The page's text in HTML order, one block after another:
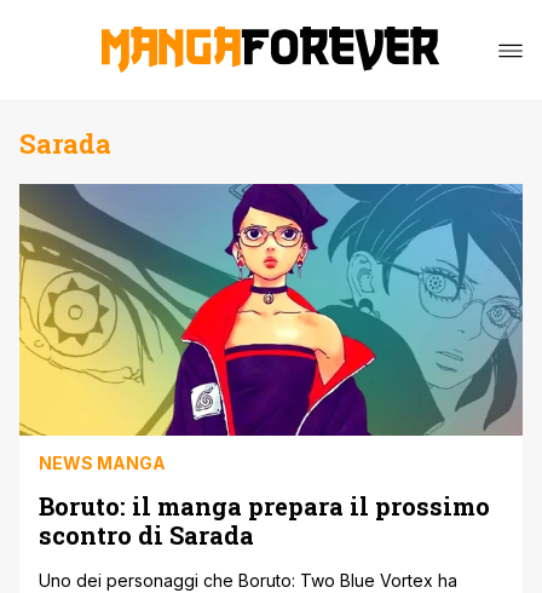
Sarada
NEWS MANGA
Boruto: il manga prepara il prossimo
scontro di Sarada
Uno dei personaggi che Boruto: Two Blue Vortex ha